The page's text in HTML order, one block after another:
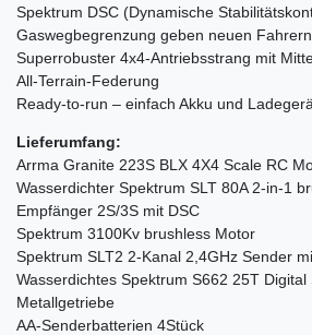
Spektrum DSC (Dynamische
Gaswegbegrenzung geben neuen
Superrobuster 4x4-Antriebsstrang mit
All-Terrain-Federung
Ready-to-run – einfach Akku und
Lieferumfang:
Arrma Granite 223S BLX 4X4 Scale RC
Wasserdichter Spektrum SLT 80A 2-in-1
Empfänger 2S/3S mit DSC
Spektrum 3100Kv brushless Motor
Spektrum SLT2 2-Kanal 2,4GHz Sender
Wasserdichtes Spektrum S662 25T Digital
Metallgetriebe
AA-Senderbatterien 4Stück